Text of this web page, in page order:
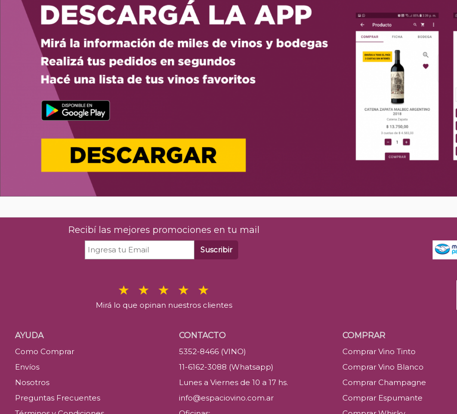
Recibí las mejores promociones en tu mail
Suscribir
Mirá lo que opinan nuestros clientes
AYUDA
Como Comprar
Envíos
Nosotros
Preguntas Frecuentes
CONTACTO
5352-8466 (VINO)
11-6162-3088 (Whatsapp)
Lunes a Viernes de 10 a 17 hs.
info@espaciovino.com.ar
COMPRAR
Comprar Vino Tinto
Comprar Vino Blanco
Comprar Champagne
Comprar Espumante